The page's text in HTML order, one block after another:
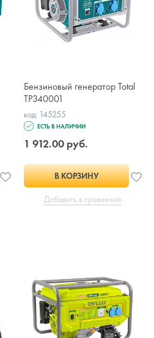
Бензиновый генератор Total
TP340001
код: 145255
ЕСТЬ В НАЛИЧИИ
1 912.00 руб.
В КОРЗИНУ
Добавить в сравнение